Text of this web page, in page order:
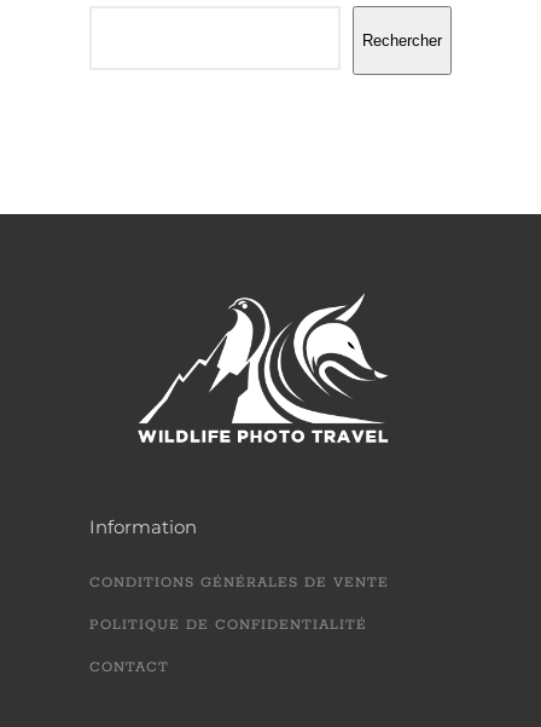
Rechercher
Information
CONDITIONS GÉNÉRALES DE VENTE
POLITIQUE DE CONFIDENTIALITÉ
CONTACT